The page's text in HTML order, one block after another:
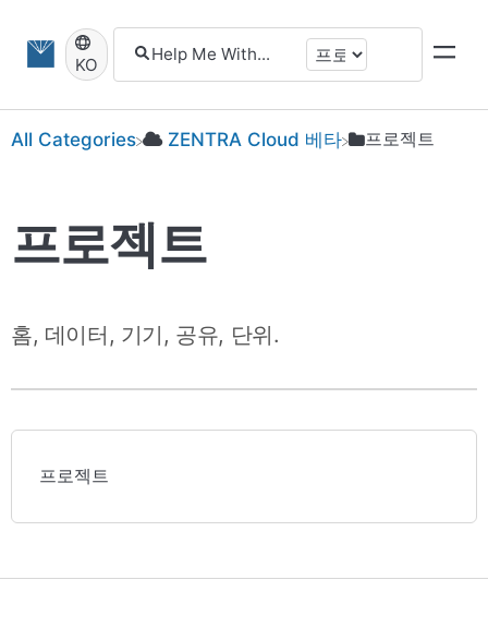
KO
All Categories ​ZENTRA Cloud 베타 ​프로젝트
프로젝트
홈, 데이터, 기기, 공유, 단위.
프로젝트